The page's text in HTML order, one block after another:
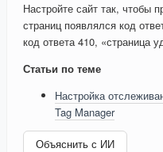
Настройте сайт так, чтобы
страниц появлялся код
код ответа 410, «страница
Статьи по теме
Настройка
Tag Manager
Объяснить с ИИ